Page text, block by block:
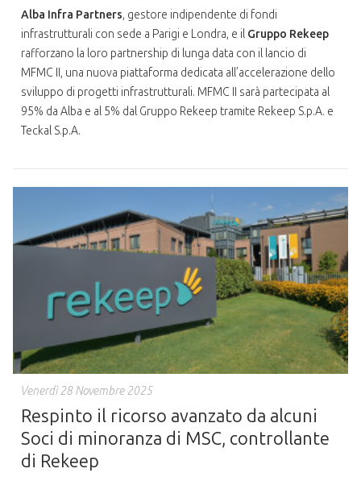
Alba Infra Partners, gestore indipendente di fondi
infrastrutturali con sede a Parigi e Londra, e il Gruppo Rekeep
rafforzano la loro partnership di lunga data con il lancio di
MFMC II, una nuova piattaforma dedicata all’accelerazione dello
sviluppo di progetti infrastrutturali. MFMC II sarà partecipata al
95% da Alba e al 5% dal Gruppo Rekeep tramite Rekeep S.p.A. e
Teckal S.p.A.
Venerdì 28 Novembre 2025
Respinto il ricorso avanzato da alcuni
Soci di minoranza di MSC, controllante
di Rekeep